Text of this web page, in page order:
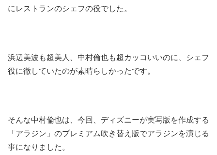
にレストランのシェフの役でした。
浜辺美波も超美人、中村倫也も超カッコいいのに、シェフ
役に徹していたのが素晴らしかったです。
そんな中村倫也は、今回、ディズニーが実写版を作成する
「アラジン」のプレミアム吹き替え版でアラジンを演じる
事になりました。